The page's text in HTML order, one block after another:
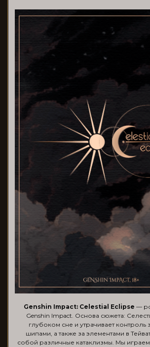
Genshin Impact: Celestial Eclipse —
Genshin Impact. Основа сюжета:
глубоком сне и утрачивает контроль
шипами, а также за элементами в
собой различные катаклизмы. Мы